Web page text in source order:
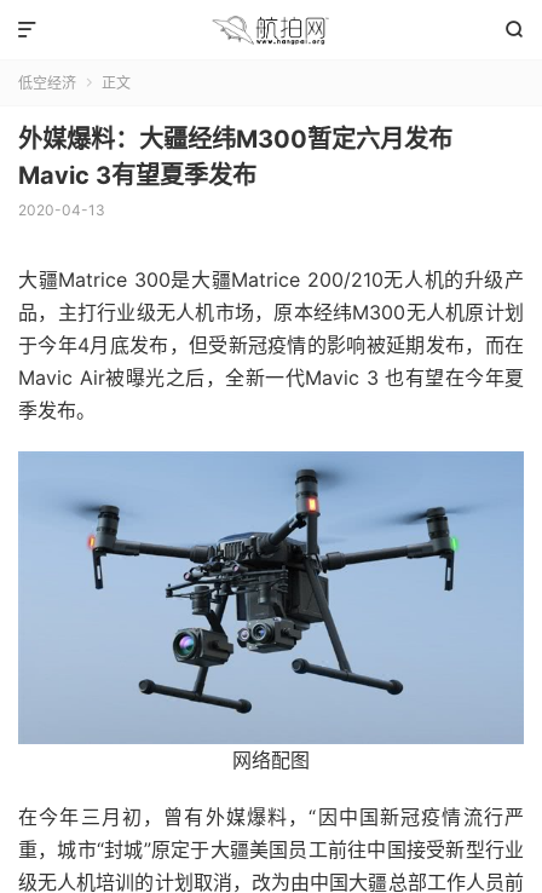


低空经济  正文
外媒爆料：大疆经纬M300暂定六月发布
Mavic 3有望夏季发布
2020-04-13
大疆Matrice 300是大疆Matrice 200/210无人机的升级产
品，主打行业级无人机市场，原本经纬M300无人机原计划
于今年4月底发布，但受新冠疫情的影响被延期发布，而在
Mavic Air被曝光之后，全新一代Mavic 3 也有望在今年夏
季发布。
网络配图
在今年三月初，曾有外媒爆料，“因中国新冠疫情流行严
重，城市“封城”原定于大疆美国员工前往中国接受新型行业
级无人机培训的计划取消，改为由中国大疆总部工作人员前